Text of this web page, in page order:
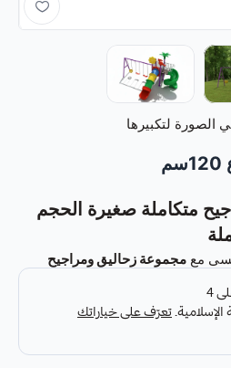
الصورة لتكبيرها
متكاملة صغيرة الحجم
مع مجموعة زحاليق ومراجيح
بيئة آمنة، ممتعة، ومليئة بالنشاط.
في هيكل واحد متكامل، مما